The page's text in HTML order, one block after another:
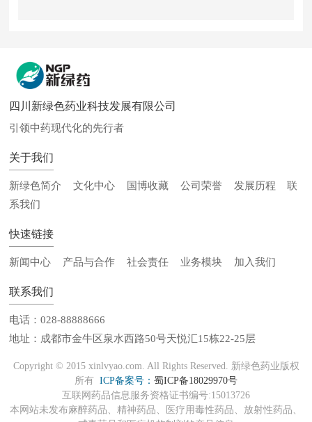
四川新绿色药业科技发展有限公司
引领中药现代化的先行者
关于我们
新绿色简介 文化中心 国博收藏 公司荣誉 发展历程
联
系我们
快速链接
新闻中心 产品与合作 社会责任 业务模块 加入我们
联系我们
电话：028-88888666
地址：成都市金牛区泉水西路50号天悦汇15栋22-25层
Copyright © 2015 xinlvyao.com. All Rights Reserved. 新绿色药业版权
所有 ICP备案号： 蜀ICP备18029970号
互联网药品信息服务资格证书编号:15013726
本网站未发布麻醉药品、精神药品、医疗用毒性药品、放射性药品、